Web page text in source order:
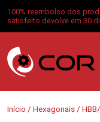
100% reembolso dos
satisfeito devolve em 30
Início / Hexagonais /